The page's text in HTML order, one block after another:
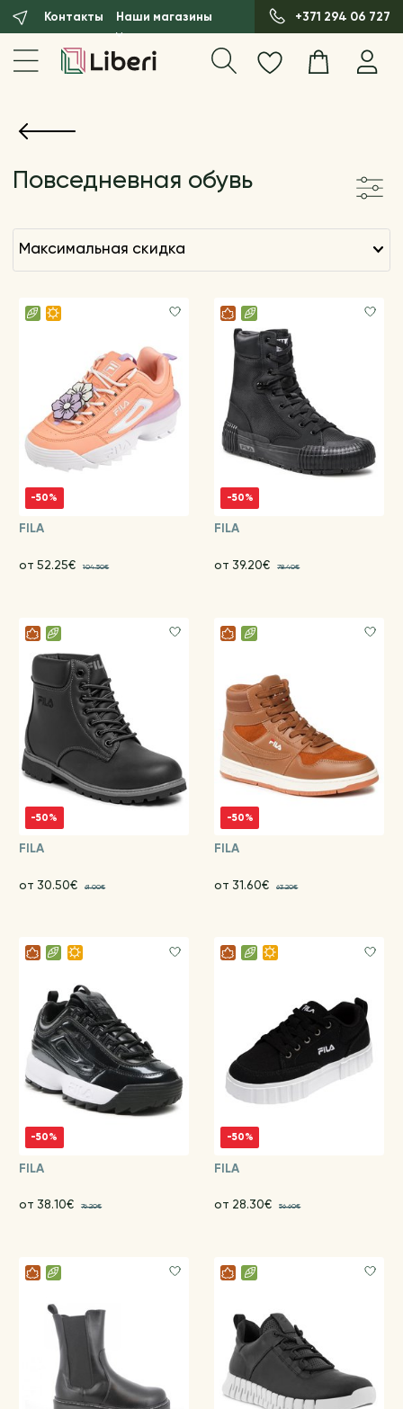
Контакты Наши магазины +371 294 06 727
Повседневная обувь
максимальная скидка
-50%
FILA
от 52.25€ 104.50€
-50%
FILA
от 39.20€ 78.40€
-50%
FILA
от 30.50€ 61.00€
-50%
FILA
от 31.60€ 63.20€
-50%
FILA
от 38.10€ 76.20€
-50%
FILA
от 28.30€ 56.60€